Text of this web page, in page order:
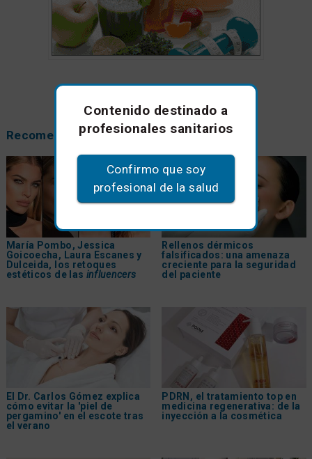
Recomendamos
María Pombo, Jessica
Goicoecha, Laura Escanes y
Dulceida, los retoques
estéticos de las influencers
Rellenos dérmicos
falsificados: una amenaza
creciente para la seguridad
del paciente
El Dr. Carlos Gómez explica
cómo evitar la 'piel de
pergamino' en el escote tras
el verano
PDRN, el tratamiento top en
medicina regenerativa: de la
inyección a la cosmética
Contenido destinado a
profesionales sanitarios
Confirmo que soy
profesional de la salud